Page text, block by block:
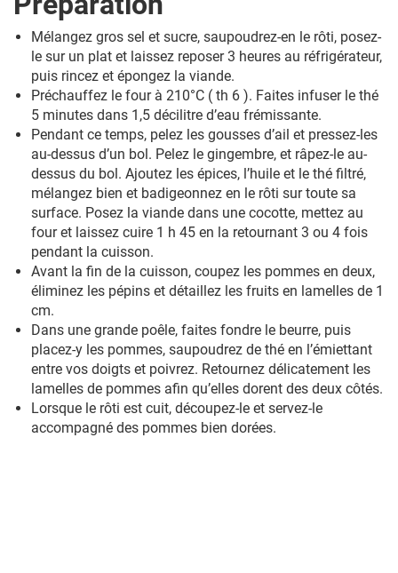
Mélangez gros sel et sucre, saupoudrez-en le rôti, posez-
le sur un plat et laissez reposer 3 heures au réfrigérateur,
puis rincez et épongez la viande.
Préchauffez le four à 210°C ( th 6 ). Faites infuser le thé
5 minutes dans 1,5 décilitre d’eau frémissante.
Pendant ce temps, pelez les gousses d’ail et pressez-les
au-dessus d’un bol. Pelez le gingembre, et râpez-le au-
dessus du bol. Ajoutez les épices, l’huile et le thé filtré,
mélangez bien et badigeonnez en le rôti sur toute sa
surface. Posez la viande dans une cocotte, mettez au
four et laissez cuire 1 h 45 en la retournant 3 ou 4 fois
pendant la cuisson.
Avant la fin de la cuisson, coupez les pommes en deux,
éliminez les pépins et détaillez les fruits en lamelles de 1
cm.
Dans une grande poêle, faites fondre le beurre, puis
placez-y les pommes, saupoudrez de thé en l’émiettant
entre vos doigts et poivrez. Retournez délicatement les
lamelles de pommes afin qu’elles dorent des deux côtés.
Lorsque le rôti est cuit, découpez-le et servez-le
accompagné des pommes bien dorées.